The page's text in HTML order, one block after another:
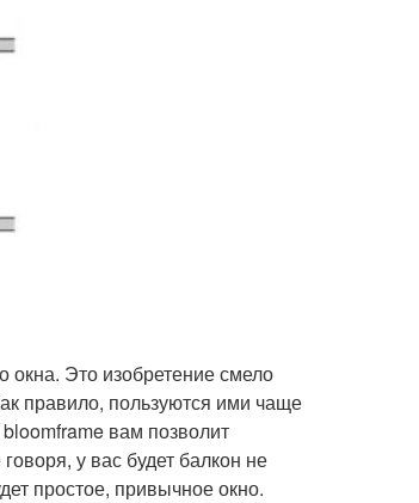
Это изобретение смело
правило, пользуются ими чаще
вам позволит
у вас будет балкон не
простое, привычное окно.